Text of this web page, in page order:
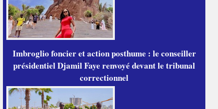
Imbroglio foncier et action posthume : le conseiller
présidentiel Djamil Faye renvoyé devant le tribunal
correctionnel